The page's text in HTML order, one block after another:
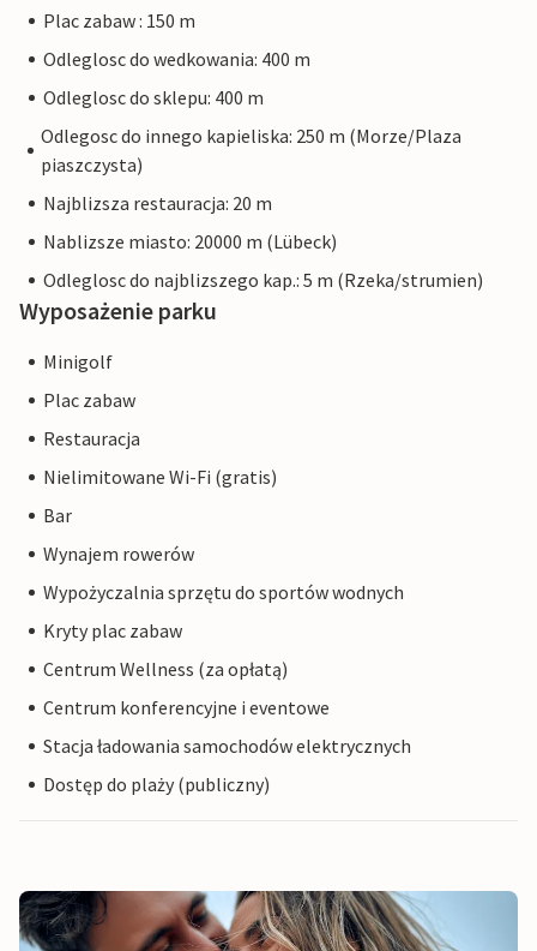
Plac zabaw : 150 m
Odleglosc do wedkowania: 400 m
Odleglosc do sklepu: 400 m
Odlegosc do innego kapieliska: 250 m (Morze/Plaza
piaszczysta)
Najblizsza restauracja: 20 m
Nablizsze miasto: 20000 m (Lübeck)
Odleglosc do najblizszego kap.: 5 m (Rzeka/strumien)
Wyposażenie parku
Minigolf
Plac zabaw
Restauracja
Nielimitowane Wi-Fi (gratis)
Bar
Wynajem rowerów
Wypożyczalnia sprzętu do sportów wodnych
Kryty plac zabaw
Centrum Wellness (za opłatą)
Centrum konferencyjne i eventowe
Stacja ładowania samochodów elektrycznych
Dostęp do plaży (publiczny)